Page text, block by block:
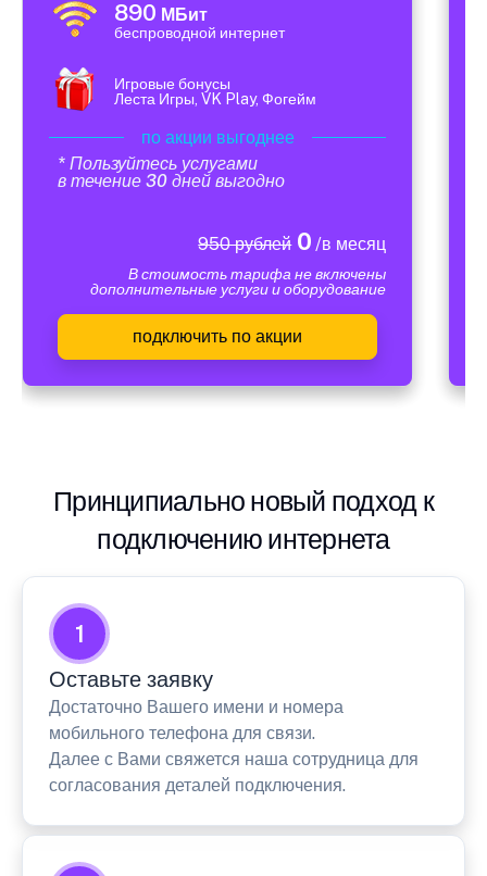
890 МБит
беспроводной интернет
Игровые бонусы
Леста Игры, VK Play, Фогейм
по акции выгоднее
* Пользуйтесь услугами
в течение 30 дней выгодно
950 рублей0 /в месяц
В стоимость тарифа не включены
дополнительные услуги и оборудование
подключить по акции
Принципиально новый подход к
подключению интернета
1
Оставьте заявку
Достаточно Вашего имени и номера
мобильного телефона для связи.
Далее с Вами свяжется наша сотрудница для
согласования деталей подключения.